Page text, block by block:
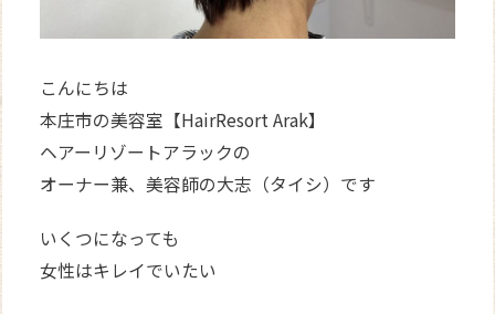
こんにちは
本庄市の美容室【HairResort Arak】
ヘアーリゾートアラックの
オーナー兼、美容師の大志（タイシ）です
いくつになっても
女性はキレイでいたい